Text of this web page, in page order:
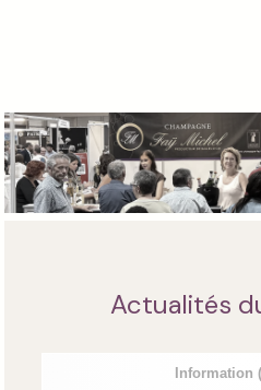
Actualités
Information